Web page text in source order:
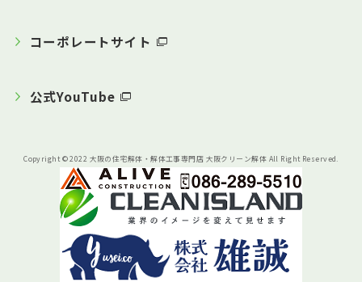
コーポレートサイト
公式YouTube
Copyright © 2022 大阪の住宅解体・解体工事専門店 大阪クリーン解体 All Right Reserved.